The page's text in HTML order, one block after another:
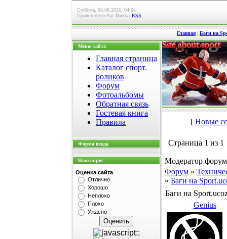
Суббота, 08.08.2026, 04:04
Приветствую Вас Гость | RSS
Главная | Баги на
Меню сайта
Главная страница
Каталог спорт.
роликов
Форум
Фотоальбомы
Обратная связь
Гостевая книга
Правила
Форма входа
Наш опрос
Оценка сайта
Отлично
Хорошо
Неплохо
Плохо
Ужасно
[ Новые
Страница 1 из 1
Модератор
Форум »
» Баги на
Баги на
Genius